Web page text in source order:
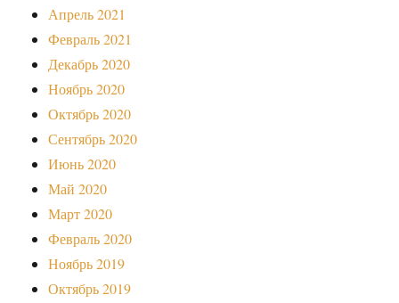
Апрель 2021
Февраль 2021
Декабрь 2020
Ноябрь 2020
Октябрь 2020
Сентябрь 2020
Июнь 2020
Май 2020
Март 2020
Февраль 2020
Ноябрь 2019
Октябрь 2019